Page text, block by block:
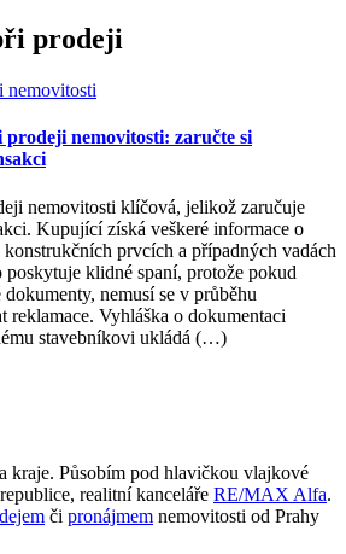
prodeji
nemovitosti: zaručte si
nemovitosti klíčová, jelikož zaručuje
Kupující získá veškeré informace o
prvcích a případných vadách
klidné spaní, protože pokud
nemusí se v průběhu
reklamace. Vyhláška o dokumentaci
stavebníkovi ukládá (…)
kraje. Působím pod hlavičkou vlajkové
realitní kanceláře RE/MAX Alfa.
či pronájmem nemovitosti od Prahy